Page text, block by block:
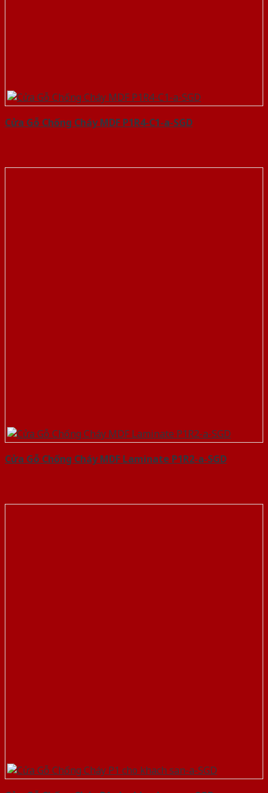
Cửa Gỗ Chống Cháy MDF P1R4-C1-a-SGD
Cửa Gỗ Chống Cháy MDF Laminate P1R2-a-SGD